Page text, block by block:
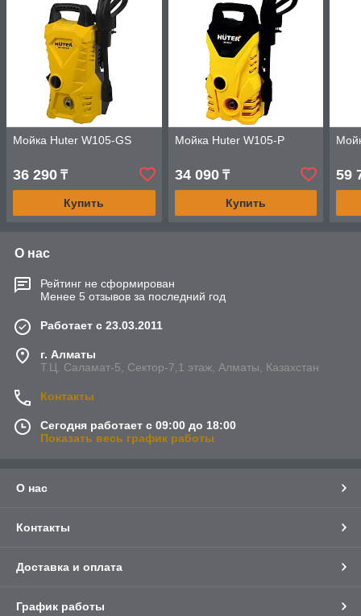
Мойка Huter W105-GS
36 290 ₸
Купить
Мойка Huter W105-P
34 090₸
Купить
59
О нас
Рейтинг не сформирован
Менее 5 отзывов за последний год
Работает с 23.03.2011
г. Алматы
Т.Ц. Саламат-5, Cектор-7,1 этаж, Алматы, Казахстан
Контакты
Сегодня работает с 09:00 до 18:00
Показать весь график работы
О нас
Контакты
Доставка и оплата
График работы